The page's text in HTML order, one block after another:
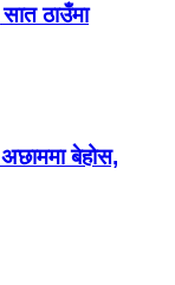
ठाउँमा
बेहोस,